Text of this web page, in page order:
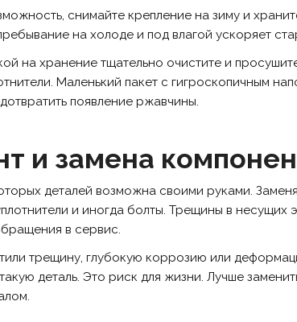
снимайте крепление на зиму и
на холоде и под влагой ускоряет
на хранение тщательно очистите и
Маленький пакет с гигроскопичным
появление ржавчины.
и замена
деталей возможна своими руками.
и иногда болты. Трещины в
в сервис.
трещину, глубокую коррозию или
деталь. Это риск для жизни. Лучше